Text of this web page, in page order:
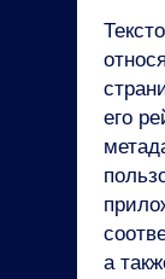
его
а